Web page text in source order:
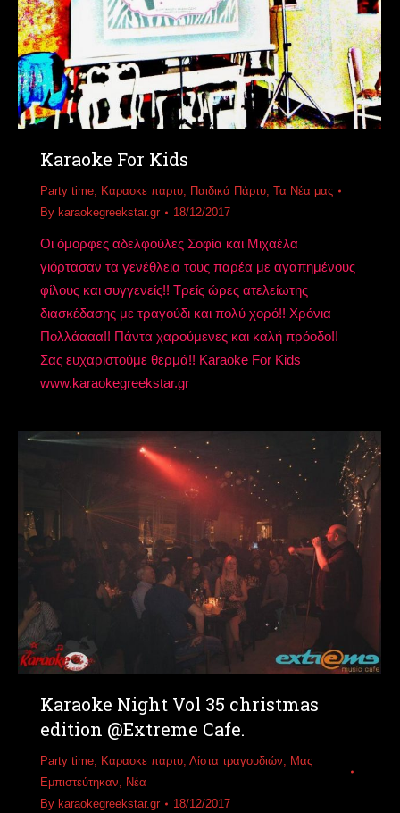
Karaoke For Kids
Party time, Καραοκε παρτυ, Παιδικά Πάρτυ, Τα Νέα μας
By karaokegreekstar.gr 18/12/2017
Οι όμορφες αδελφούλες Σοφία και Μιχαέλα
γιόρτασαν τα γενέθλεια τους παρέα με αγαπημένους
φίλους και συγγενείς!! Τρείς ώρες ατελείωτης
διασκέδασης με τραγούδι και πολύ χορό!! Χρόνια
Πολλάααα!! Πάντα χαρούμενες και καλή πρόοδο!!
Σας ευχαριστούμε θερμά!! Karaoke For Kids
www.karaokegreekstar.gr
Karaoke Night Vol 35 christmas
edition @Extreme Cafe.
Party time Καραοκε παρτυ Λίστα τραγουδιών
Μας
Εμπιστεύτηκαν
Νέα
By karaokegreekstar.gr 18/12/2017